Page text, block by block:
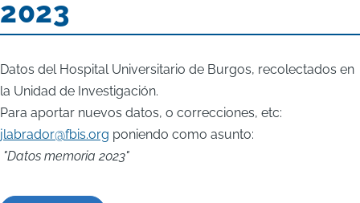
2023
Datos del Hospital Universitario de Burgos, recolectados en
la Unidad de Investigación.
Para aportar nuevos datos, o correcciones, etc:
jlabrador@fbis.org poniendo como asunto:
"Datos memoria 2023"